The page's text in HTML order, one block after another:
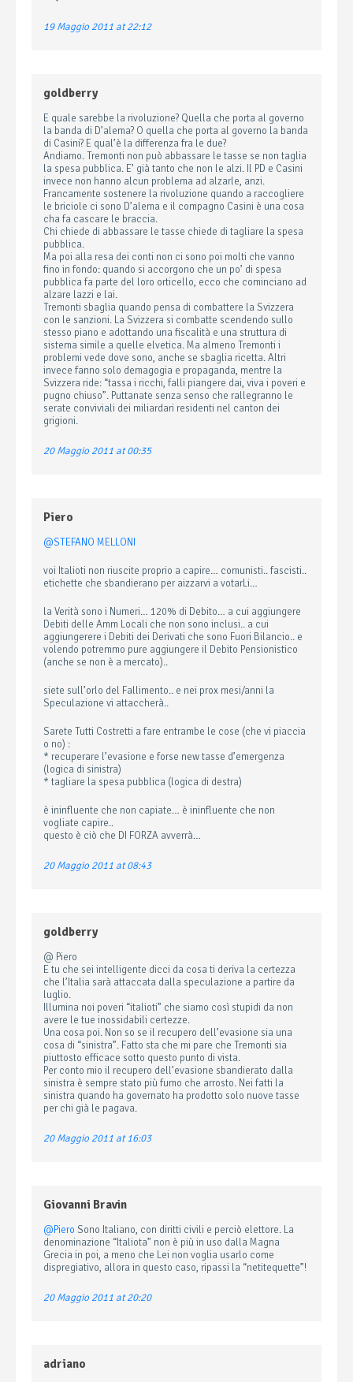
19 Maggio 2011 at 22:12
goldberry
E quale sarebbe la rivoluzione? Quella che porta al governo
la banda di D’alema? O quella che porta al governo la banda
di Casini? E qual’è la differenza fra le due?
Andiamo. Tremonti non può abbassare le tasse se non taglia
la spesa pubblica. E’ già tanto che non le alzi. Il PD e Casini
invece non hanno alcun problema ad alzarle, anzi.
Francamente sostenere la rivoluzione quando a raccogliere
le briciole ci sono D’alema e il compagno Casini è una cosa
cha fa cascare le braccia.
Chi chiede di abbassare le tasse chiede di tagliare la spesa
pubblica.
Ma poi alla resa dei conti non ci sono poi molti che vanno
fino in fondo: quando si accorgono che un po’ di spesa
pubblica fa parte del loro orticello, ecco che cominciano ad
alzare lazzi e lai.
Tremonti sbaglia quando pensa di combattere la Svizzera
con le sanzioni. La Svizzera si combatte scendendo sullo
stesso piano e adottando una fiscalità e una struttura di
sistema simile a quelle elvetica. Ma almeno Tremonti i
problemi vede dove sono, anche se sbaglia ricetta. Altri
invece fanno solo demagogia e propaganda, mentre la
Svizzera ride: “tassa i ricchi, falli piangere dai, viva i poveri e
pugno chiuso”. Puttanate senza senso che rallegranno le
serate conviviali dei miliardari residenti nel canton dei
grigioni.
20 Maggio 2011 at 00:35
Piero
@STEFANO MELLONI
voi Italioti non riuscite proprio a capire… comunisti.. fascisti..
etichette che sbandierano per aizzarvi a votarLi…
la Verità sono i Numeri… 120% di Debito… a cui aggiungere
Debiti delle Amm Locali che non sono inclusi.. a cui
aggiungerere i Debiti dei Derivati che sono Fuori Bilancio.. e
volendo potremmo pure aggiungere il Debito Pensionistico
(anche se non è a mercato)..
siete sull’orlo del Fallimento.. e nei prox mesi/anni la
Speculazione vi attaccherà..
Sarete Tutti Costretti a fare entrambe le cose (che vi piaccia
o no) :
* recuperare l’evasione e forse new tasse d’emergenza
(logica di sinistra)
* tagliare la spesa pubblica (logica di destra)
è ininfluente che non capiate… è ininfluente che non
vogliate capire..
questo è ciò che DI FORZA avverrà…
20 Maggio 2011 at 08:43
goldberry
@ Piero
E tu che sei intelligente dicci da cosa ti deriva la certezza
che l’Italia sarà attaccata dalla speculazione a partire da
luglio.
Illumina noi poveri “italioti” che siamo così stupidi da non
avere le tue inossidabili certezze.
Una cosa poi. Non so se il recupero dell’evasione sia una
cosa di “sinistra”. Fatto sta che mi pare che Tremonti sia
piuttosto efficace sotto questo punto di vista.
Per conto mio il recupero dell’evasione sbandierato dalla
sinistra è sempre stato più fumo che arrosto. Nei fatti la
sinistra quando ha governato ha prodotto solo nuove tasse
per chi già le pagava.
20 Maggio 2011 at 16:03
Giovanni Bravin
@Piero Sono Italiano, con diritti civili e perciò elettore. La
denominazione “Italiota” non è più in uso dalla Magna
Grecia in poi, a meno che Lei non voglia usarlo come
dispregiativo, allora in questo caso, ripassi la “netitequette”!
20 Maggio 2011 at 20:20
adriano